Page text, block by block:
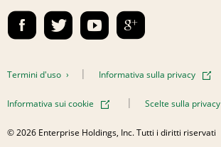
Emerald Club Accedi
Contatti
Termini d'uso Informativa sulla privacy
Informativa sui cookie Scelte sulla privacy
© 2026 Enterprise Holdings, Inc. Tutti i diritti riservati